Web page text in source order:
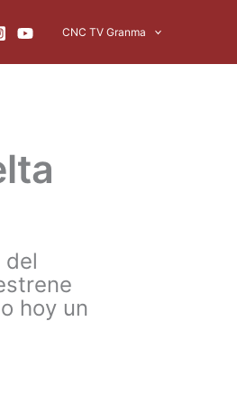
CNC TV Granma
hoy un